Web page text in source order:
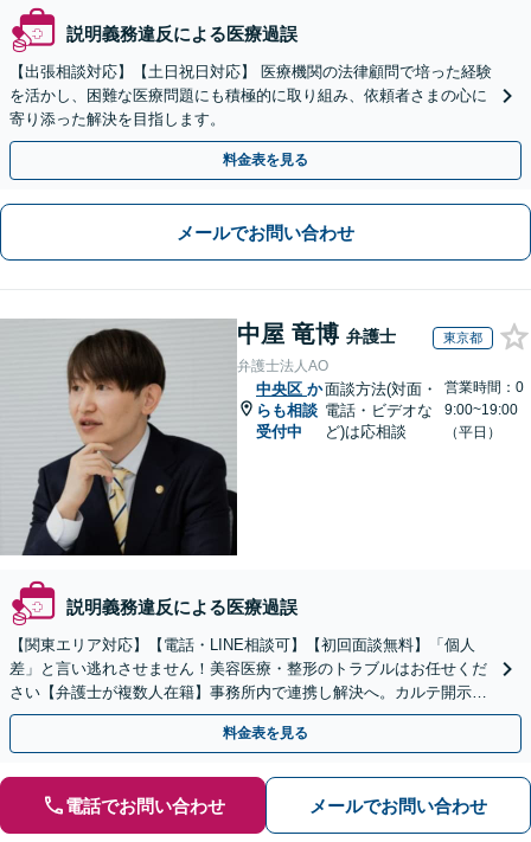
説明義務違反による医療過誤
【出張相談対応】【土日祝日対応】 医療機関の法律顧問で培った経験
を活かし、困難な医療問題にも積極的に取り組み、依頼者さまの心に
寄り添った解決を目指します。
料金表を見る
メールでお問い合わせ
中屋 竜博 弁護士 東京都
弁護士法人AO
中央区 か
らも相談
受付中
面談方法(対面・
電話・ビデオな
ど)は応相談
営業時間：0
9:00~19:00
（平日）
説明義務違反による医療過誤
【関東エリア対応】【電話・LINE相談可】【初回面談無料】「個人
差」と言い逃れさせません！美容医療・整形のトラブルはお任せくだ
さい【弁護士が複数人在籍】事務所内で連携し解決へ。カルテ開示や
返金・賠償請求をサポートいたします【休日夜間面談可】
料金表を見る
電話でお問い合わせ メールでお問い合わせ